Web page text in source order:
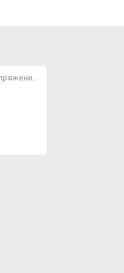
Стабилизатор напряжения ANDELI ASV D60K-3 190-430V